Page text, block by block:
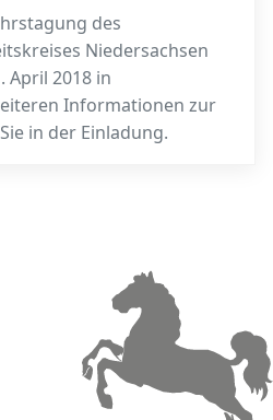
des
Niedersachsen
April 2018 in
Informationen zur
in der Einladung.